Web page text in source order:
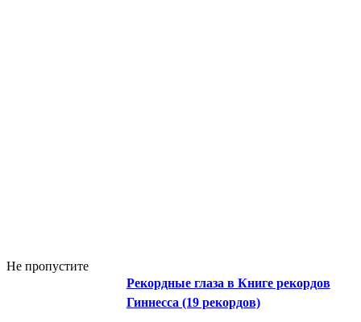
Не пропустите
Рекордные глаза в Книге рекордов
Гиннесса (19 рекордов)